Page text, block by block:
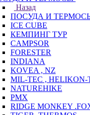
Назад
ПОСУДА И
ICE CUBE
КЕМПИНГ ТУР
CAMPSOR
FORESTER
INDIANA
KOVEA , NZ
MIL-TEC , HELIKON-
NATUREHIKE
PMX
RIDGE MONKEY